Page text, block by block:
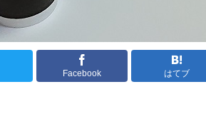
Facebook はてブ